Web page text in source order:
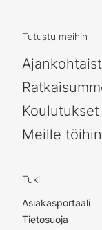
Tutustu meihin
Koulutukset
Meille töihin
Tuki
Asiakasportaali
Tietosuoja